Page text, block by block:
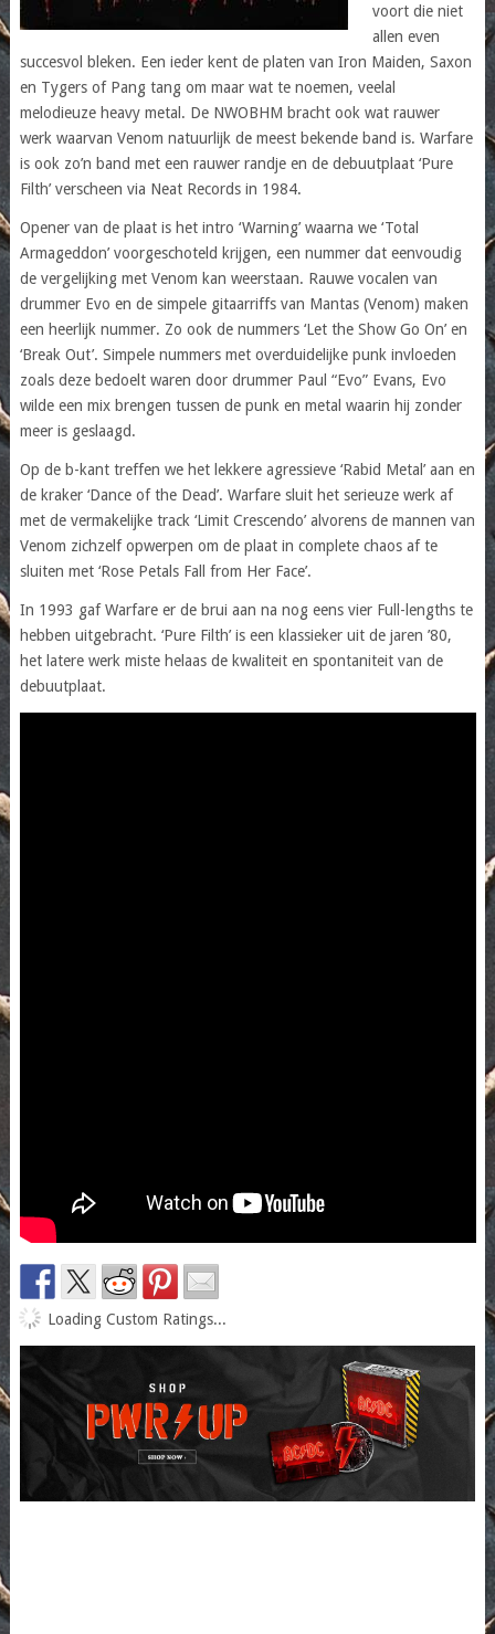
voort die niet
allen even
succesvol bleken. Een ieder kent de platen van Iron Maiden, Saxon
en Tygers of Pang tang om maar wat te noemen, veelal
melodieuze heavy metal. De NWOBHM bracht ook wat rauwer
werk waarvan Venom natuurlijk de meest bekende band is. Warfare
is ook zo’n band met een rauwer randje en de debuutplaat ‘Pure
Filth’ verscheen via Neat Records in 1984.
Opener van de plaat is het intro ‘Warning’ waarna we ‘Total
Armageddon’ voorgeschoteld krijgen, een nummer dat eenvoudig
de vergelijking met Venom kan weerstaan. Rauwe vocalen van
drummer Evo en de simpele gitaarriffs van Mantas (Venom) maken
een heerlijk nummer. Zo ook de nummers ‘Let the Show Go On’ en
‘Break Out’. Simpele nummers met overduidelijke punk invloeden
zoals deze bedoelt waren door drummer Paul “Evo” Evans, Evo
wilde een mix brengen tussen de punk en metal waarin hij zonder
meer is geslaagd.
Op de b-kant treffen we het lekkere agressieve ‘Rabid Metal’ aan en
de kraker ‘Dance of the Dead’. Warfare sluit het serieuze werk af
met de vermakelijke track ‘Limit Crescendo’ alvorens de mannen van
Venom zichzelf opwerpen om de plaat in complete chaos af te
sluiten met ‘Rose Petals Fall from Her Face’.
In 1993 gaf Warfare er de brui aan na nog eens vier Full-lengths te
hebben uitgebracht. ‘Pure Filth’ is een klassieker uit de jaren ’80,
het latere werk miste helaas de kwaliteit en spontaniteit van de
debuutplaat.
Loading Custom Ratings...